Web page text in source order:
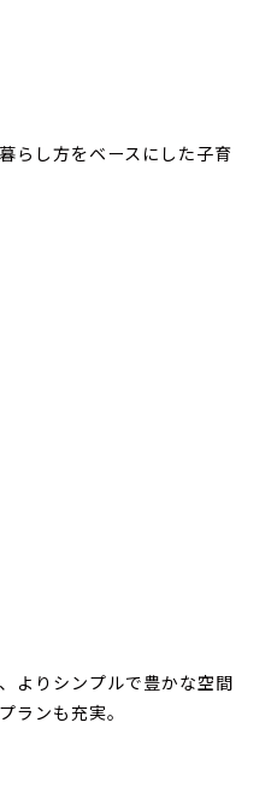
らし方をベースにした子育
よりシンプルで豊かな空間
ランも充実。